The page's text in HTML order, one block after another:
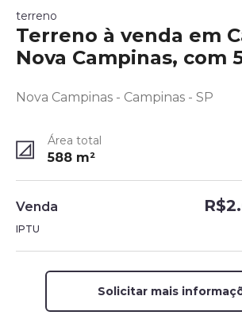
terreno
Terreno à venda em
Nova Campinas, com
Nova Campinas - Campinas - SP
Área total
588 m²
Venda
IPTU
Solicitar mais